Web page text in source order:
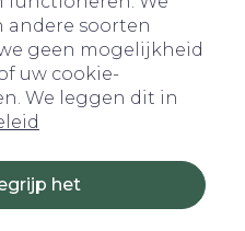
andere soorten
geen mogelijkheid
uw cookie-
We leggen dit in
het